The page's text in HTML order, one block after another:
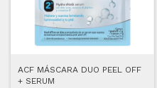
ACF MÁSCARA DUO PEEL OFF
+ SERUM